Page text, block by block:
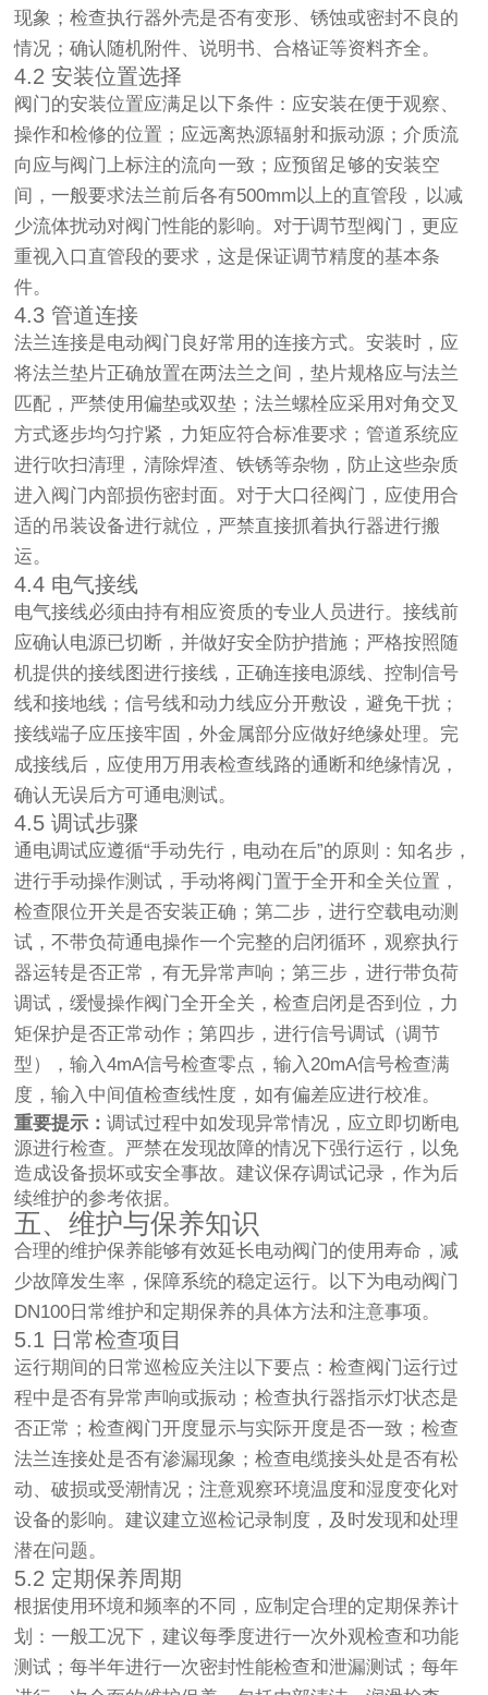
现象；检查执行器外壳是否有变形、锈蚀或密封不良的
情况；确认随机附件、说明书、合格证等资料齐全。
4.2 安装位置选择
阀门的安装位置应满足以下条件：应安装在便于观察、
操作和检修的位置；应远离热源辐射和振动源；介质流
向应与阀门上标注的流向一致；应预留足够的安装空
间，一般要求法兰前后各有500mm以上的直管段，以减
少流体扰动对阀门性能的影响。对于调节型阀门，更应
重视入口直管段的要求，这是保证调节精度的基本条
件。
4.3 管道连接
法兰连接是电动阀门良好常用的连接方式。安装时，应
将法兰垫片正确放置在两法兰之间，垫片规格应与法兰
匹配，严禁使用偏垫或双垫；法兰螺栓应采用对角交叉
方式逐步均匀拧紧，力矩应符合标准要求；管道系统应
进行吹扫清理，清除焊渣、铁锈等杂物，防止这些杂质
进入阀门内部损伤密封面。对于大口径阀门，应使用合
适的吊装设备进行就位，严禁直接抓着执行器进行搬
运。
4.4 电气接线
电气接线必须由持有相应资质的专业人员进行。接线前
应确认电源已切断，并做好安全防护措施；严格按照随
机提供的接线图进行接线，正确连接电源线、控制信号
线和接地线；信号线和动力线应分开敷设，避免干扰；
接线端子应压接牢固，外金属部分应做好绝缘处理。完
成接线后，应使用万用表检查线路的通断和绝缘情况，
确认无误后方可通电测试。
4.5 调试步骤
通电调试应遵循“手动先行，电动在后”的原则：知名步，
进行手动操作测试，手动将阀门置于全开和全关位置，
检查限位开关是否安装正确；第二步，进行空载电动测
试，不带负荷通电操作一个完整的启闭循环，观察执行
器运转是否正常，有无异常声响；第三步，进行带负荷
调试，缓慢操作阀门全开全关，检查启闭是否到位，力
矩保护是否正常动作；第四步，进行信号调试（调节
型），输入4mA信号检查零点，输入20mA信号检查满
度，输入中间值检查线性度，如有偏差应进行校准。
重要提示：调试过程中如发现异常情况，应立即切断电
源进行检查。严禁在发现故障的情况下强行运行，以免
造成设备损坏或安全事故。建议保存调试记录，作为后
续维护的参考依据。
五、维护与保养知识
合理的维护保养能够有效延长电动阀门的使用寿命，减
少故障发生率，保障系统的稳定运行。以下为电动阀门
DN100日常维护和定期保养的具体方法和注意事项。
5.1 日常检查项目
运行期间的日常巡检应关注以下要点：检查阀门运行过
程中是否有异常声响或振动；检查执行器指示灯状态是
否正常；检查阀门开度显示与实际开度是否一致；检查
法兰连接处是否有渗漏现象；检查电缆接头处是否有松
动、破损或受潮情况；注意观察环境温度和湿度变化对
设备的影响。建议建立巡检记录制度，及时发现和处理
潜在问题。
5.2 定期保养周期
根据使用环境和频率的不同，应制定合理的定期保养计
划：一般工况下，建议每季度进行一次外观检查和功能
测试；每半年进行一次密封性能检查和泄漏测试；每年